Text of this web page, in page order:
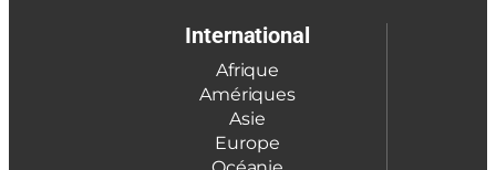
International
Afrique
Amériques
Asie
Europe